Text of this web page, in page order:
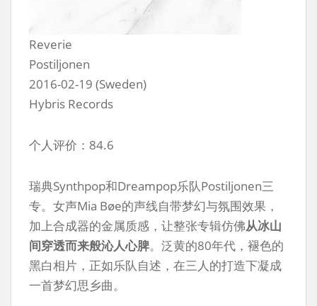
Reverie
Postiljonen
2016-02-19 (Sweden)
Hybris Records
个人评价：84.6
瑞典Synthpop和Dreampop乐队Postiljonen三
专。女声Mia Bøe的声线自带梦幻与氛围效果，
加上合成器的金属质感，让整张专辑仿佛从冰山
间穿透而来般沁人心脾。泛黄的80年代，褪色的
黑白相片，正如乐队自述，在三人的打造下凝成
一首梦幻思乡曲。